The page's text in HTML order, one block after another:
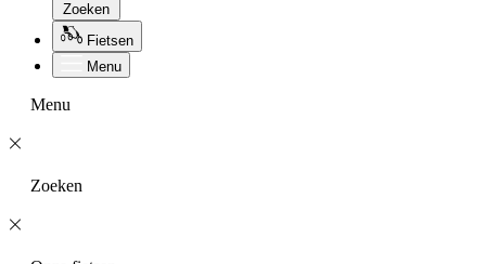
Zoeken
Fietsen
Menu
Menu
Zoeken